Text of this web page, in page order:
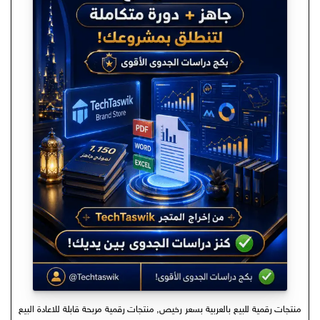
منتجات رقمية للبيع بالعربية بسعر رخيص, منتجات رقمية مربحة قابلة للاعادة البيع